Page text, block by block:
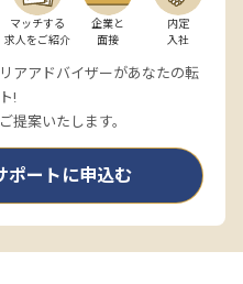
マッチする
求人をご紹介
企業と
面接
内定
入社
アアドバイザーがあなたの転
!
提案いたします。
ポートに申込む